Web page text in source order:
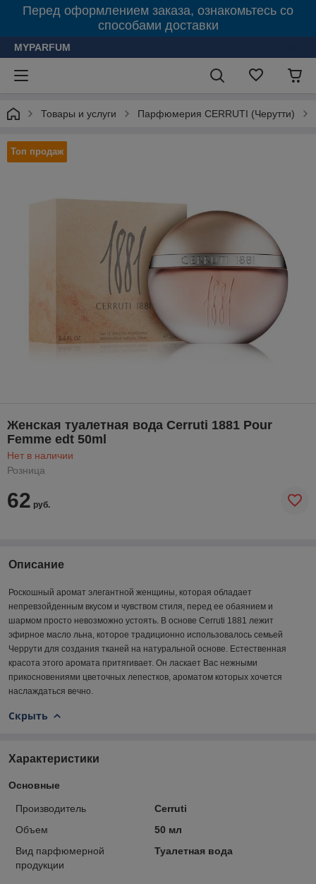
Перед оформлением заказа, ознакомьтесь со
способами доставки
MYPARFUM
Товары и услуги Парфюмерия CERRUTI (Черутти)
Топ продаж
Женская туалетная вода Cerruti 1881 Pour
Femme edt 50ml
Нет в наличии
Розница
62 руб.
Описание
Роскошный аромат элегантной женщины, которая обладает
непревзойденным вкусом и чувством стиля, перед ее обаянием и
шармом просто невозможно устоять. В основе Cerruti 1881 лежит
эфирное масло льна, которое традиционно использовалось семьей
Черрути для создания тканей на натуральной основе. Естественная
красота этого аромата притягивает. Он ласкает Вас нежными
прикосновениями цветочных лепестков, ароматом которых хочется
наслаждаться вечно.
Скрыть
Характеристики
Основные
Производитель
Cerruti
Объем
50 мл
Вид парфюмерной
продукции
Туалетная вода